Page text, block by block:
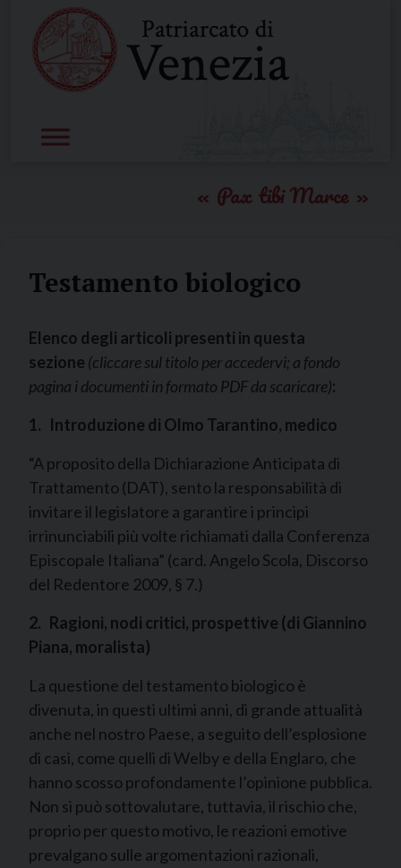
content
Pax tibi Marce
Testamento biologico
Elenco degli articoli presenti in questa
sezione (cliccare sul titolo per accedervi; a fondo
pagina i documenti in formato PDF da scaricare):
1. Introduzione di Olmo Tarantino, medico
“A proposito della Dichiarazione Anticipata di
Trattamento (DAT), sento la responsabilità di
invitare il legislatore a garantire i principi
irrinunciabili più volte richiamati dalla Conferenza
Episcopale Italiana” (card. Angelo Scola, Discorso
del Redentore 2009, § 7.)
2. Ragioni, nodi critici, prospettive (di Giannino
Piana, moralista)
La questione del testamento biologico è
divenuta, in questi ultimi anni, di grande attualità
anche nel nostro Paese, a seguito dell’esplosione
di casi, come quelli di Welby e della Englaro, che
hanno scosso profondamente l’opinione pubblica.
Non si può sottovalutare, tuttavia, il rischio che,
proprio per questo motivo, le reazioni emotive
prevalgano sulle argomentazioni razionali,